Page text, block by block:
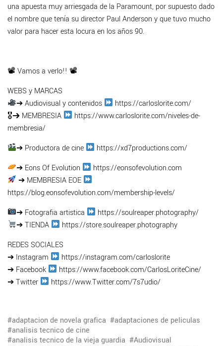
una apuesta muy arriesgada de la Paramount, por supuesto dado
el nombre que tenía su director Paul Anderson y que tuvo mucho
valor para hacer esta locura en los años 90.
📽 Vamos a verlo!! 📽
WEBS y MARCAS
➔ Audiovisual y contenidos
https://carloslorite.com/
🎖➔ MEMBRESIA
https://www.carloslorite.com/niveles-de-
membresia/
➔ Productora de cine
https://xd7productions.com/
➔ Eons Of Evolution
https://eonsofevolution.com
➔ MEMBRESIA EOE
https://blog.eonsofevolution.com/membership-levels/
➔ Fotografia artistica
https://soulreaper.photography/
➔ TIENDA
https://store.soulreaper.photography
REDES SOCIALES
➔ Instagram
https://instagram.com/carloslorite
➔ Facebook
https://www.facebook.com/CarlosLoriteCine/
➔ Twitter
https://www.Twitter.com/7s7udio/
adaptacion de novela grafica
adaptaciones de peliculas
analisis tecnico de cine
analisis tecnico de la vieja guardia
Audiovisual